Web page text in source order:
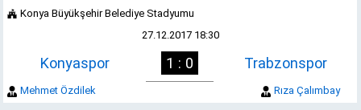
Konya Büyükşehir Belediye Stadyumu
27.12.2017 18:30
Konyaspor 1 : 0 Trabzonspor
Mehmet Özdilek Rıza Çalımbay